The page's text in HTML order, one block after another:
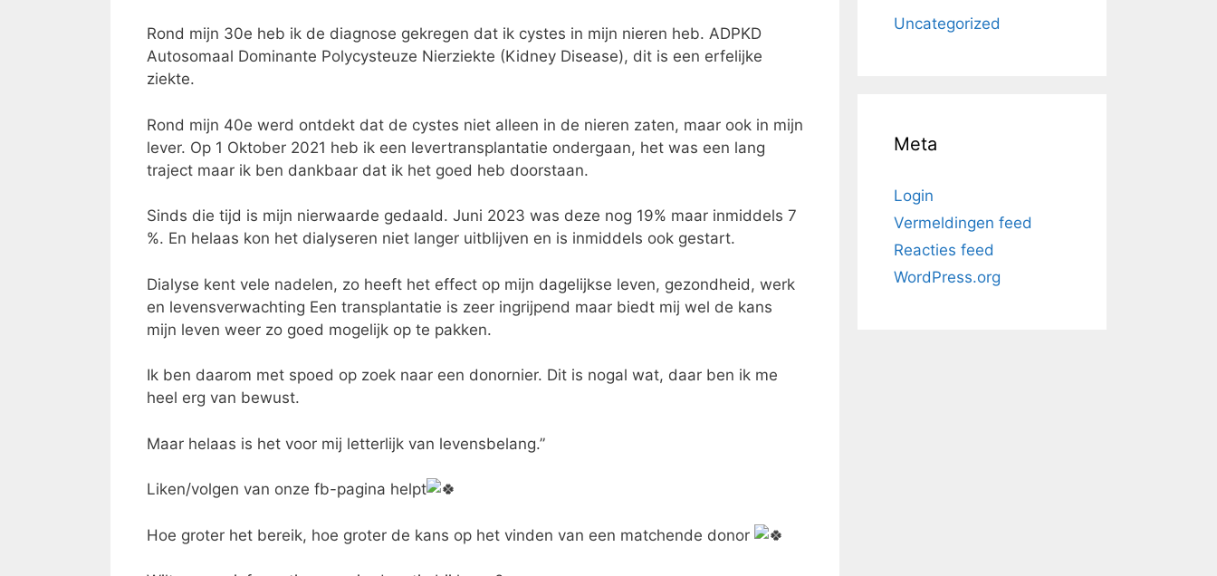
Rond mijn 30e heb ik de diagnose gekregen dat ik cystes in mijn nieren heb. ADPKD
Autosomaal Dominante Polycysteuze Nierziekte (Kidney Disease), dit is een erfelijke
ziekte.
Rond mijn 40e werd ontdekt dat de cystes niet alleen in de nieren zaten, maar ook in mijn
lever. Op 1 Oktober 2021 heb ik een levertransplantatie ondergaan, het was een lang
traject maar ik ben dankbaar dat ik het goed heb doorstaan.
Sinds die tijd is mijn nierwaarde gedaald. Juni 2023 was deze nog 19% maar inmiddels 7
%. En helaas kon het dialyseren niet langer uitblijven en is inmiddels ook gestart.
Dialyse kent vele nadelen, zo heeft het effect op mijn dagelijkse leven, gezondheid, werk
en levensverwachting Een transplantatie is zeer ingrijpend maar biedt mij wel de kans
mijn leven weer zo goed mogelijk op te pakken.
Ik ben daarom met spoed op zoek naar een donornier. Dit is nogal wat, daar ben ik me
heel erg van bewust.
Maar helaas is het voor mij letterlijk van levensbelang.”
Liken/volgen van onze fb-pagina helpt
Hoe groter het bereik, hoe groter de kans op het vinden van een matchende donor
Uncategorized
Meta
Login
Vermeldingen feed
Reacties feed
WordPress.org